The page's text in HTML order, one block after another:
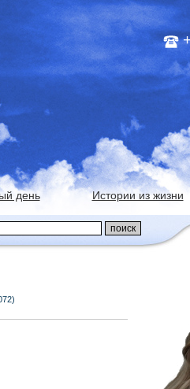
день Истории из жизни